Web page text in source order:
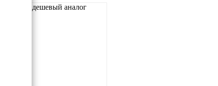
Самый дешевый аналог